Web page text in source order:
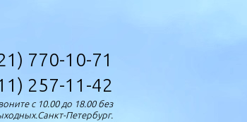
770-10-71
257-11-42
с 10.00 до 18.00 без
Петербург.